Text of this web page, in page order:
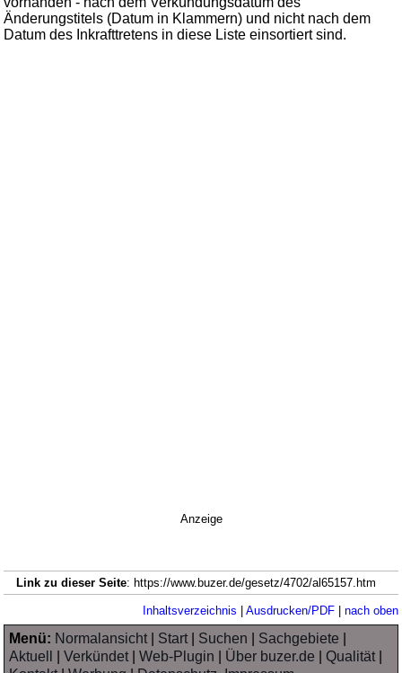
Änderungstitels (Datum in Klammern) und nicht nach dem
Datum des Inkrafttretens in diese Liste einsortiert sind.
Anzeige
Link zu dieser Seite: https://www.buzer.de/gesetz/4702/al65157.htm
Inhaltsverzeichnis | Ausdrucken/PDF| nach oben
Menü: Normalansicht| Start| Suchen Sachgebiete
Aktuell
|Verkündet|Web-Plugin Über buzer.de |Qualität|